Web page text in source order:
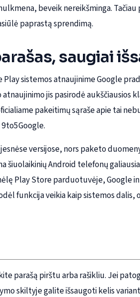
beveik nereikšminga.
paprastą sprendimą.
saugiai
Play sistemos atnaujinime Google
atnaujinimo jis pasirodė aukščiausios
pakeitimų sąraše apie tai
versijose, nors paketo
šiuolaikinių Android telefonų
Play Store parduotuvėje, Google
funkcija veikia kaip sistemos dalis,
parašą pirštu arba rašikliu. Jei
skiltyje galite išsaugoti kelis